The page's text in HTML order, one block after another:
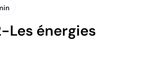
Les énergies